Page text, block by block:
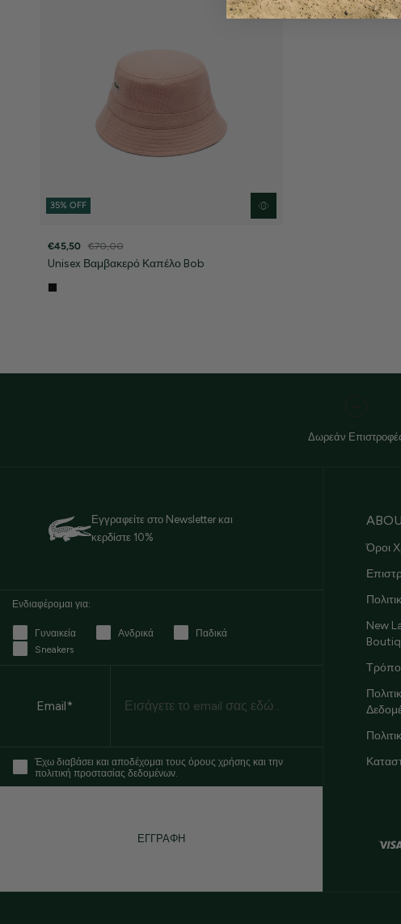
35% OFF
€45,50 €70,00
Unisex Βαμβακερό Καπέλο Bob
Δωρεάν
Εγγραφείτε στο Newsletter και
κερδίστε 10%
Ενδιαφέρομαι για:
Γυναικεία Ανδρικά
Παδικά
Sneakers
Email*
Έχω διαβάσει και αποδέχομαι τους όρους χρήσης και την
πολιτική προστασίας δεδομένων.
ΕΓΓΡΑΦΗ
Όροι
New